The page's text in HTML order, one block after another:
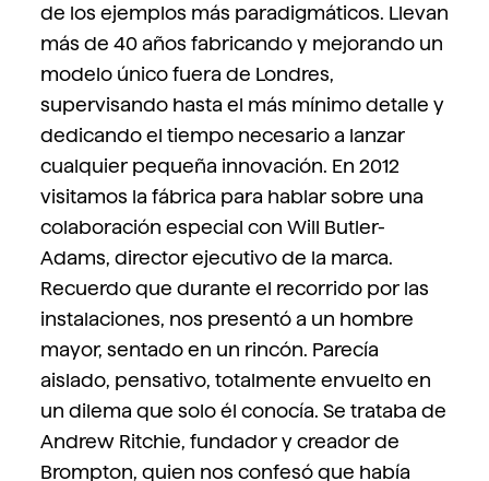
de los ejemplos más paradigmáticos. Llevan
más de 40 años fabricando y mejorando un
modelo único fuera de Londres,
supervisando hasta el más mínimo detalle y
dedicando el tiempo necesario a lanzar
cualquier pequeña innovación. En 2012
visitamos la fábrica para hablar sobre una
colaboración especial con Will Butler-
Adams, director ejecutivo de la marca.
Recuerdo que durante el recorrido por las
instalaciones, nos presentó a un hombre
mayor, sentado en un rincón. Parecía
aislado, pensativo, totalmente envuelto en
un dilema que solo él conocía. Se trataba de
Andrew Ritchie, fundador y creador de
Brompton, quien nos confesó que había